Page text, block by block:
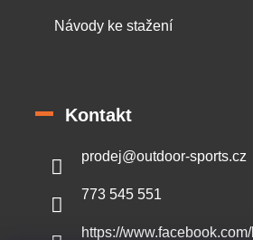
Návody ke stažení
Kontakt
prodej@outdoor-sports.cz
773 545 551
https://